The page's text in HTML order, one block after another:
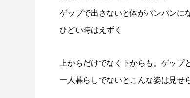
ゲップで出さないと体がパンパンに
ひどい時はえずく
上からだけでなく下からも。ゲップ
一人暮らしでないとこんな姿は見せ